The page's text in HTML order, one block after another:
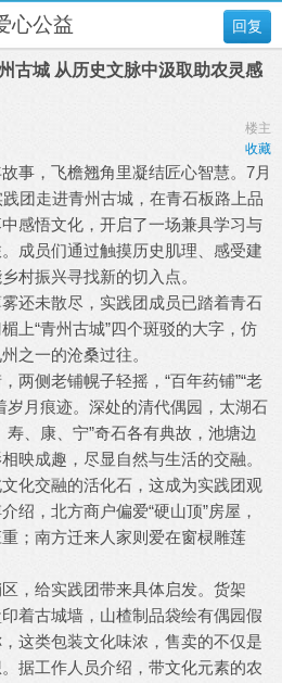
回复
心公益
古城 从历史文脉中汲取助农灵感
楼主
收藏
事，飞檐翘角里凝结匠心智慧。7月
团走进青州古城，在青石板路上品
感悟文化，开启了一场兼具学习与
成员们通过触摸历史肌理、感受建
村振兴寻找新的切入点。
还未散尽，实践团成员已踏着青石
上“青州古城”四个斑驳的大字，仿
之一的沧桑过往。
两侧老铺幌子轻摇，“百年药铺”“老
岁月痕迹。深处的清代偶园，太湖石
寿、康、宁”奇石各有典故，池塘边
映成趣，尽显自然与生活的交融。
化交融的活化石，这成为实践团观
绍，北方商户偏爱“硬山顶”房屋，
；南方迁来人家则爱在窗棂雕莲
，给实践团带来具体启发。货架
印着古城墙，山楂制品袋绘有偶园假
这类包装文化味浓，售卖的不仅是
据工作人员介绍，带文化元素的农